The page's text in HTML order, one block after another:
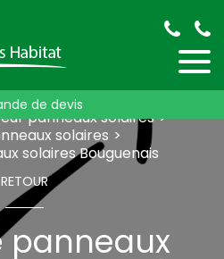
de devis
panneaux solaires
solaires
solaires Bouguenais
RETOUR
panneaux